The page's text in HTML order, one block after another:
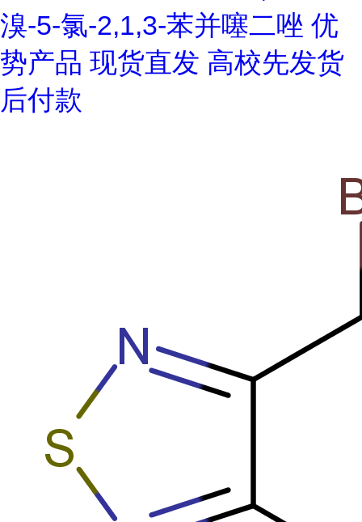
溴-5-氯-2,1,3-苯并噻二唑 优
势产品 现货直发 高校先发货
后付款